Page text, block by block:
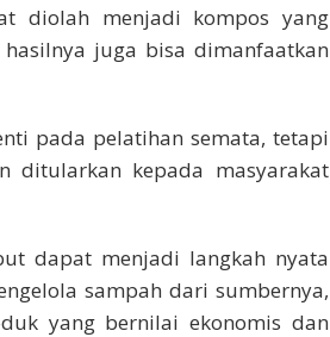
diolah menjadi kompos yang
juga bisa dimanfaatkan
pada pelatihan semata, tetapi
ditularkan kepada masyarakat
dapat menjadi langkah nyata
sampah dari sumbernya,
yang bernilai ekonomis dan